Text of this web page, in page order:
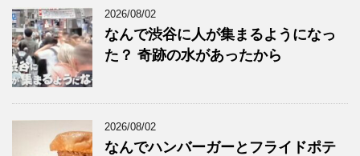
2026/08/02
なんで渋谷に人が集まるようになっ
た？ 奇跡の水があったから
2026/08/02
なんでハンバーガーとフライドポテ